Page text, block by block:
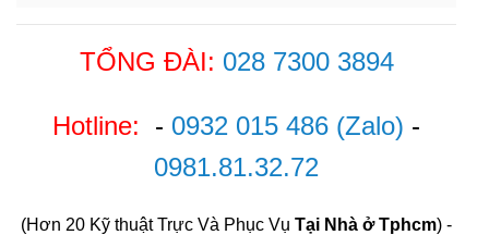
TỔNG ĐÀI: 028 7300 3894
Hotline: - 0932 015 486 (Zalo) -
0981.81.32.72
(Hơn 20 Kỹ thuật Trực Và Phục Vụ Tại Nhà ở Tphcm) -